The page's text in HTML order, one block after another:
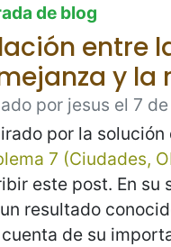
de blog
entre
y la
por jesus el 7
por la solución
7 (Ciudades,
este post. En su
resultado
de su